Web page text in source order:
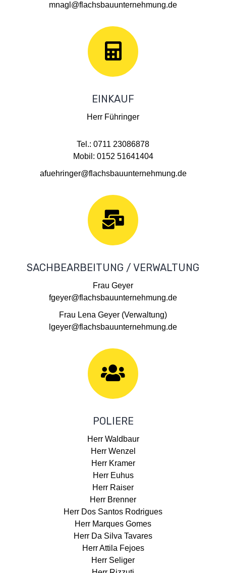
mnagl@flachsbauunternehmung.de
EINKAUF
Herr Führinger
Tel.: 0711 23086878
Mobil: 0152 51641404
afuehringer@flachsbauunternehmung.de
SACHBEARBEITUNG / VERWALTUNG
Frau Geyer
fgeyer@flachsbauunternehmung.de
Frau Lena Geyer (Verwaltung)
lgeyer@flachsbauunternehmung.de
POLIERE
Herr Waldbaur
Herr Wenzel
Herr Kramer
Herr Euhus
Herr Raiser
Herr Brenner
Herr Dos Santos Rodrigues
Herr Marques Gomes
Herr Da Silva Tavares
Herr Attila Fejoes
Herr Seliger